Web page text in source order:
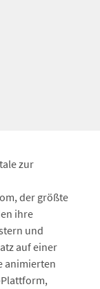
zur
der größte
ihre
und
auf einer
animierten